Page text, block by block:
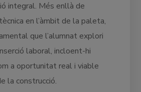
integral. Més enllà de
en l’àmbit de la paleta,
que l’alumnat explori
laboral, incloent-hi
a oportunitat real i viable
la construcció.